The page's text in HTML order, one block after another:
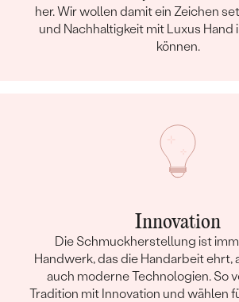
her. Wir wollen damit ein Zeichen
und Nachhaltigkeit mit Luxus Hand
können.
Innovation
Die Schmuckherstellung ist
Handwerk, das die Handarbeit ehrt,
auch moderne Technologien. So
Tradition mit Innovation und wählen